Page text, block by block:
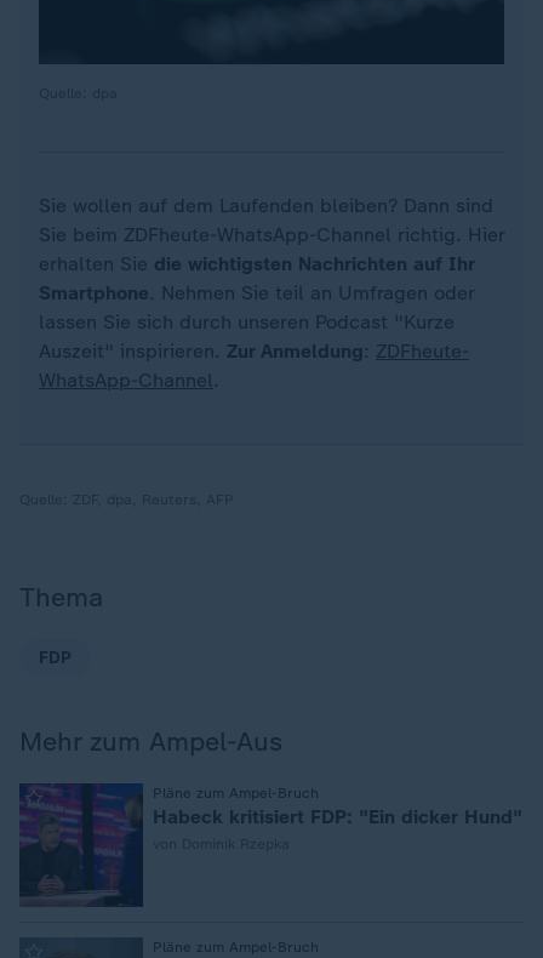
Sie wollen auf dem Laufenden bleiben? Dann sind
Sie beim ZDFheute-WhatsApp-Channel richtig. Hier
erhalten Sie die wichtigsten Nachrichten auf Ihr
Smartphone. Nehmen Sie teil an Umfragen oder
lassen Sie sich durch unseren Podcast "Kurze
Auszeit" inspirieren. Zur Anmeldung : ZDFheute-
WhatsApp-Channel.
Thema
FDP
Mehr zum Ampel-Aus
Pläne zum Ampel-Bruch
:
Habeck kritisiert FDP: "Ein dicker Hund"
Pläne zum Ampel-Bruch